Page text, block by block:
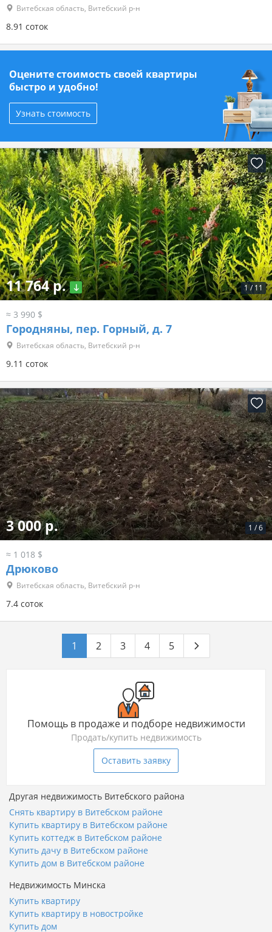
Витебская область, Витебский р-н
8.91 соток
Оцените стоимость своей квартиры
быстро и удобно!
Узнать стоимость
1/ 11
11 764 р.
≈ 3 990 $
Городняны, пер. Горный, д. 7
Витебская область, Витебский р-н
9.11 соток
1 /6
3 000 р.
≈ 1 018 $
Дрюково
Витебская область, Витебский р-н
7.4 соток
1 2 3 4 5
Помощь в продаже и подборе недвижимости
Продать/купить недвижимость
Оставить заявку
Другая недвижимость Витебского района
Снять квартиру в Витебском районе
Купить квартиру в Витебском районе
Купить коттедж в Витебском районе
Купить дачу в Витебском районе
Купить дом в Витебском районе
Недвижимость Минска
Купить квартиру
Купить квартиру в новостройке
Купить дом